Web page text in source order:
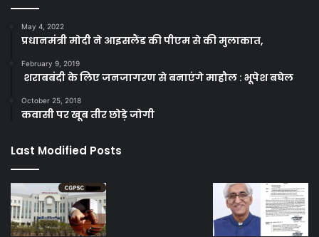
May 4, 2022
प्रधानमंत्री मोदी ने आइसलैंड की पीएम से की मुलाकात,
February 9, 2019
शराबबंदी के लिए जनजागरण से बनाएंगे माहौल : भूपेश बघेल
October 25, 2018
कवासी पर खूब तीर छोड़े जोगी
Last Modified Posts